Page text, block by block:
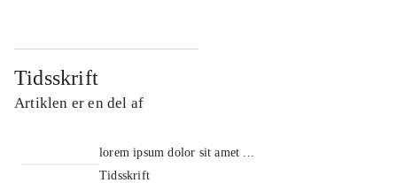
Tidsskrift
Artiklen er en del af
lorem ipsum dolor sit amet ...
Tidsskrift